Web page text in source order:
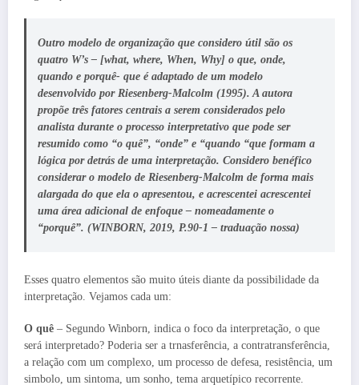
Outro modelo de organização que considero útil são os
quatro W’s – [what, where, When, Why] o que, onde,
quando e porquê- que é adaptado de um modelo
desenvolvido por Riesenberg-Malcolm (1995). A autora
propõe três fatores centrais a serem considerados pelo
analista durante o processo interpretativo que pode ser
resumido como “o quê”, “onde” e “quando “que formam a
lógica por detrás de uma interpretação. Considero benéfico
considerar o modelo de Riesenberg-Malcolm de forma mais
alargada do que ela o apresentou, e acrescentei acrescentei
uma área adicional de enfoque – nomeadamente o
“porquê”. (WINBORN, 2019, P.90-1 – traduação nossa)
Esses quatro elementos são muito úteis diante da possibilidade da
interpretação. Vejamos cada um:
O quê – Segundo Winborn, indica o foco da interpretação, o que
será interpretado? Poderia ser a trnasferência, a contratransferência,
a relação com um complexo, um processo de defesa, resistência, um
simbolo, um sintoma, um sonho, tema arquetípico recorrente.